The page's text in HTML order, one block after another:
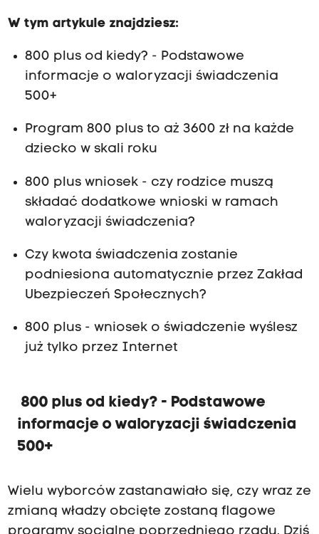
W tym artykule znajdziesz:
800 plus od kiedy? - Podstawowe
informacje o waloryzacji świadczenia
500+
Program 800 plus to aż 3600 zł na każde
dziecko w skali roku
800 plus wniosek - czy rodzice muszą
składać dodatkowe wnioski w ramach
waloryzacji świadczenia?
Czy kwota świadczenia zostanie
podniesiona automatycznie przez Zakład
Ubezpieczeń Społecznych?
800 plus - wniosek o świadczenie wyślesz
już tylko przez Internet
800 plus od kiedy? - Podstawowe
informacje o waloryzacji świadczenia
500+
Wielu wyborców zastanawiało się, czy wraz ze
zmianą władzy obcięte zostaną flagowe